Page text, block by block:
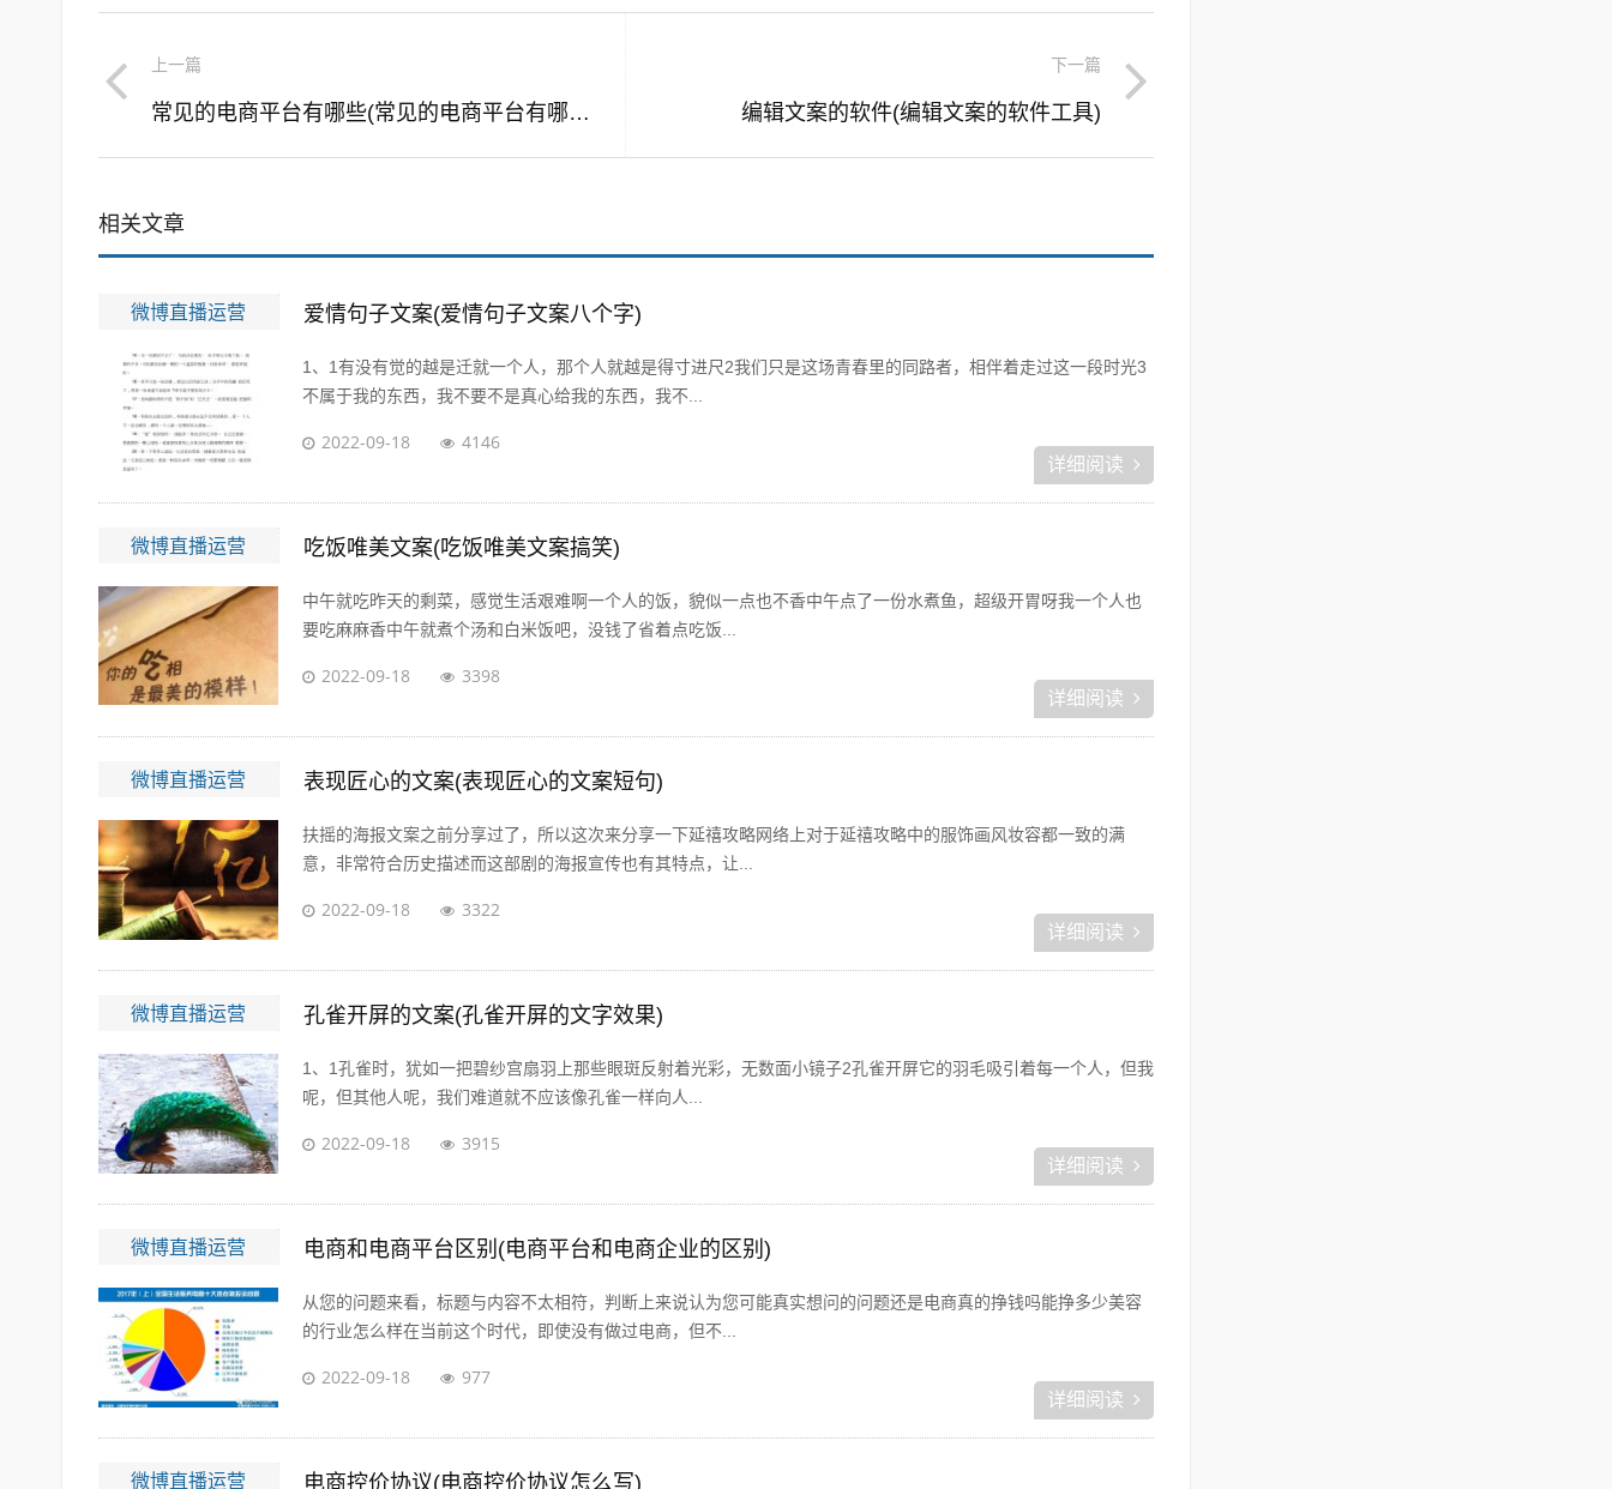
上一篇
常见的电商平台有哪些(常见的电商平台有哪些类型)
下一篇
编辑文案的软件(编辑文案的软件工具)
相关文章
微博直播运营 爱情句子文案(爱情句子文案八个字)
1、1有没有觉的越是迁就一个人，那个人就越是得寸进尺2我们只是这场青春里的同路者，相伴着走过这一段时光3
不属于我的东西，我不要不是真心给我的东西，我不...
2022-09-18 4146
详细阅读
微博直播运营 吃饭唯美文案(吃饭唯美文案搞笑)
中午就吃昨天的剩菜，感觉生活艰难啊一个人的饭，貌似一点也不香中午点了一份水煮鱼，超级开胃呀我一个人也
要吃麻麻香中午就煮个汤和白米饭吧，没钱了省着点吃饭...
2022-09-18 3398
详细阅读
微博直播运营 表现匠心的文案(表现匠心的文案短句)
扶摇的海报文案之前分享过了，所以这次来分享一下延禧攻略网络上对于延禧攻略中的服饰画风妆容都一致的满
意，非常符合历史描述而这部剧的海报宣传也有其特点，让...
2022-09-18 3322
详细阅读
微博直播运营 孔雀开屏的文案(孔雀开屏的文字效果)
1、1孔雀时，犹如一把碧纱宫扇羽上那些眼斑反射着光彩，无数面小镜子2孔雀开屏它的羽毛吸引着每一个人，但我
呢，但其他人呢，我们难道就不应该像孔雀一样向人...
2022-09-18 3915
详细阅读
微博直播运营 电商和电商平台区别(电商平台和电商企业的区别)
从您的问题来看，标题与内容不太相符，判断上来说认为您可能真实想问的问题还是电商真的挣钱吗能挣多少美容
的行业怎么样在当前这个时代，即使没有做过电商，但不...
2022-09-18 977
详细阅读
微博直播运营 电商控价协议(电商控价协议怎么写)